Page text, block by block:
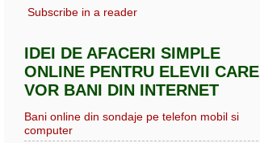
Subscribe in a reader
IDEI DE AFACERI SIMPLE
ONLINE PENTRU ELEVII CARE
VOR BANI DIN INTERNET
Bani online din sondaje pe telefon mobil si
computer